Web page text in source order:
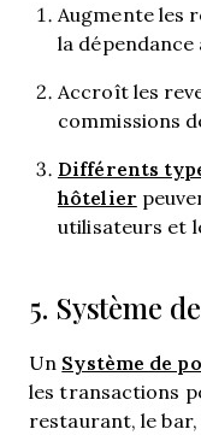
Augmente les
la dépendance
Accroît les
commissions
Différents
hôtelier
utilisateurs et
5. Système
Un Système de
les transactions
restaurant, le